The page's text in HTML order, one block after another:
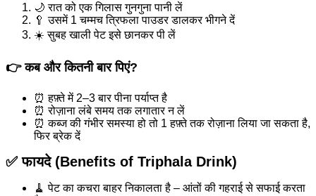
🌙 रात को एक गिलास गुनगुना पानी लें
🥄 उसमें 1 चम्मच त्रिफला पाउडर डालकर भीगने दें
☀️ सुबह खाली पेट इसे छानकर पी लें
👉 कब और कितनी बार पिएं?
⏰ हफ़्ते में 2–3 बार पीना पर्याप्त है
⏰ रोज़ाना लंबे समय तक लगातार न लें
⏰ कब्ज की गंभीर समस्या हो तो 1 हफ़्ते तक रोज़ाना लिया जा सकता है,
फिर ब्रेक दें
✅ फायदे (Benefits of Triphala Drink)
🧹 पेट का कचरा बाहर निकालता है – आंतों की गहराई से सफाई करता